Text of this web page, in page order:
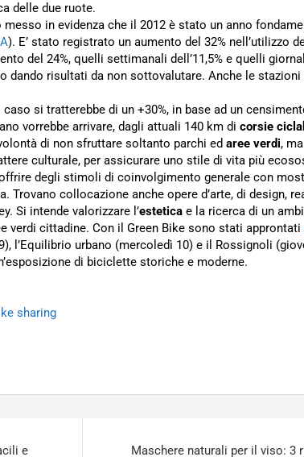
delle due ruote.
in evidenza che il 2012 è stato un anno
). E’ stato registrato un aumento del 32% nell’utilizzo
del 24%, quelli settimanali dell’11,5% e quelli
dando risultati da non sottovalutare. Anche le stazioni
caso si tratterebbe di un +30%, in base ad un
vorrebbe arrivare, dagli attuali 140 km di corsie
di non sfruttare soltanto parchi ed aree verdi,
culturale, per assicurare uno stile di vita più
degli stimoli di coinvolgimento generale con
collocazione anche opere d’arte, di design,
Si intende valorizzare l’estetica e la ricerca di un
verdi cittadine. Con il Green Bike sono stati approntati
l’Equilibrio urbano (mercoledì 10) e il Rossignoli
di biciclette storiche e moderne.
sharing
e Maschere naturali per il viso: 3